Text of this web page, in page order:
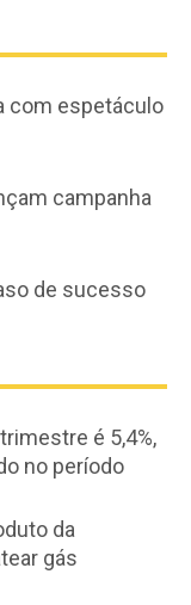
com espetáculo
campanha
de sucesso
é 5,4%,
no período
da
gás